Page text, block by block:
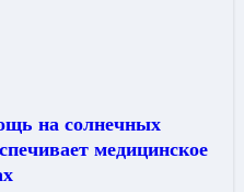
на солнечных
медицинское